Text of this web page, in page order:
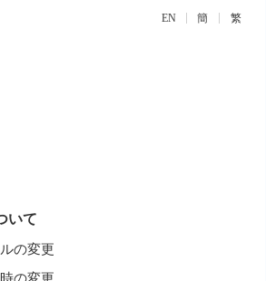
EN 簡 繁
いて
の変更